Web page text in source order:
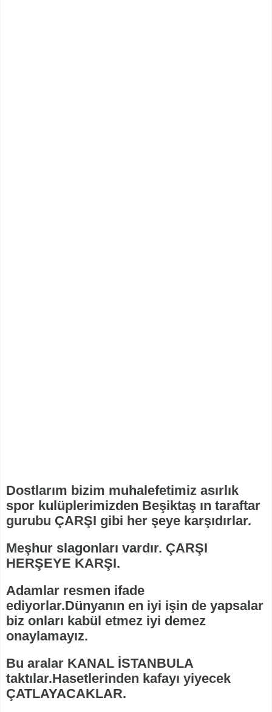
Dostlarım bizim muhalefetimiz asırlık
spor kulüplerimizden Beşiktaş ın taraftar
gurubu ÇARŞI gibi her şeye karşıdırlar.
Meşhur slagonları vardır. ÇARŞI
HERŞEYE KARŞI.
Adamlar resmen ifade
ediyorlar.Dünyanın en iyi işin de yapsalar
biz onları kabül etmez iyi demez
onaylamayız.
Bu aralar KANAL İSTANBULA
taktılar.Hasetlerinden kafayı yiyecek
ÇATLAYACAKLAR.